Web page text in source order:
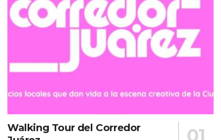
Walking Tour del Corredor